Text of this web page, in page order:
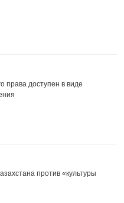
права доступен в виде
против «культуры